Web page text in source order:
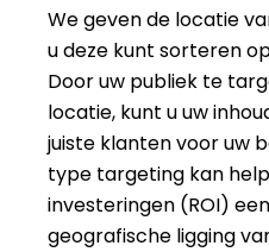
We geven de locatie
u deze kunt sorteren
Door uw publiek te
locatie, kunt u uw
juiste klanten voor uw
type targeting kan
investeringen (ROI)
geografische ligging